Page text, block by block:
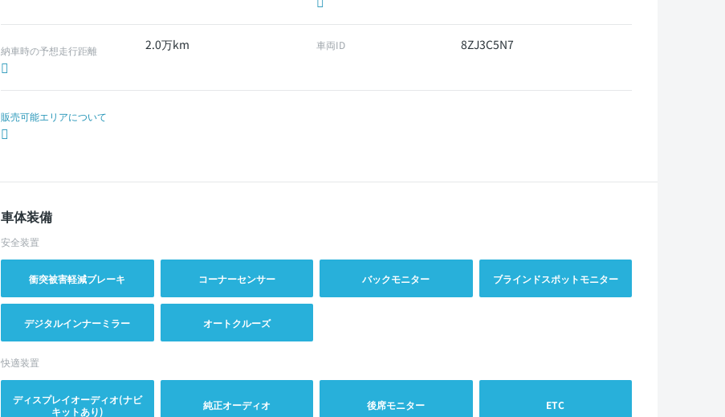
納車時の予想走行距離 2.0万km 車両ID 8ZJ3C5N7
販売可能エリアについて
車体装備
安全装置
衝突被害軽減ブレーキ コーナーセンサー バックモニター ブラインドスポットモニター
デジタルインナーミラー オートクルーズ
快適装置
ディスプレイオーディオ(ナビ
キットあり)
純正オーディオ 後席モニター ETC